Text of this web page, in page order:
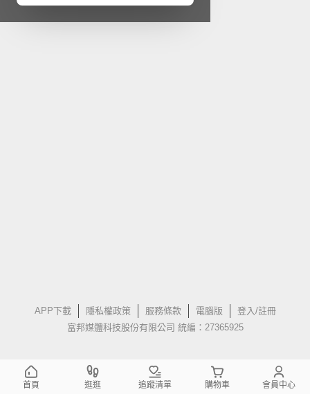
APP下載 隱私權政策 服務條款 電腦版
登入/註冊
富邦媒體科技股份有限公司 統編：27365925
首頁 逛逛 追蹤清單 購物車 會員中心